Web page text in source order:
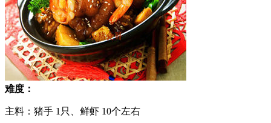
难度：
主料：猪手 1只、鲜虾 10个左右